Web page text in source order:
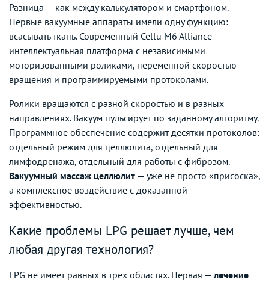
Разница — как между калькулятором и смартфоном.
Первые вакуумные аппараты имели одну функцию:
всасывать ткань. Современный Cellu M6 Alliance —
интеллектуальная платформа с независимыми
моторизованными роликами, переменной скоростью
вращения и программируемыми протоколами.
Ролики вращаются с разной скоростью и в разных
направлениях. Вакуум пульсирует по заданному алгоритму.
Программное обеспечение содержит десятки протоколов:
отдельный режим для целлюлита, отдельный для
лимфодренажа, отдельный для работы с фиброзом.
Вакуумный массаж целлюлит — уже не просто «присоска»,
а комплексное воздействие с доказанной
эффективностью.
Какие проблемы LPG решает лучше, чем
любая другая технология?
LPG не имеет равных в трёх областях. Первая —лечение